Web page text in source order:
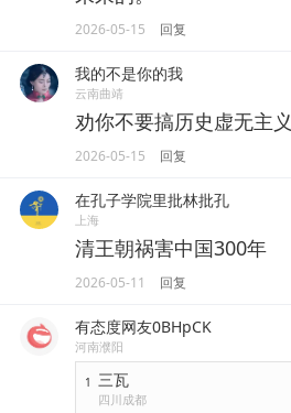
2026-05-15 回复
我的不是你的我
云南曲靖
劝你不要搞历史虚无主义
2026-05-15 回复
在孔子学院里批林批孔
上海
清王朝祸害中国300年
2026-05-11 回复
有态度网友0BHpCK
河南濮阳
1 三瓦
四川成都